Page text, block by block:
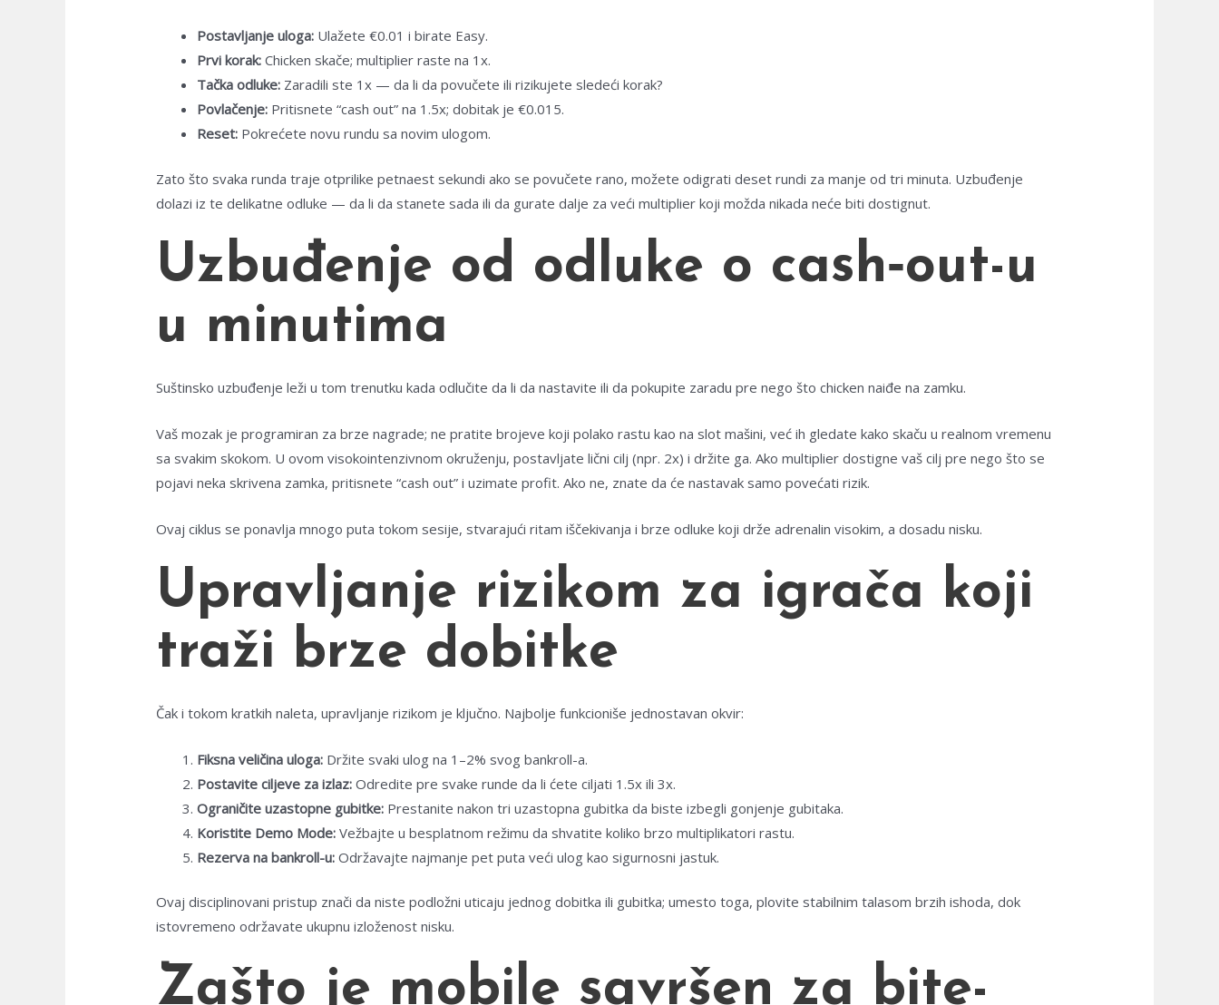
Postavljanje uloga: Ulažete €0.01 i birate Easy.
Prvi korak: Chicken skače; multiplier raste na 1x.
Tačka odluke: Zaradili ste 1x — da li da povučete ili rizikujete sledeći korak?
Povlačenje: Pritisnete “cash out” na 1.5x; dobitak je €0.015.
Reset: Pokrećete novu rundu sa novim ulogom.
Zato što svaka runda traje otprilike petnaest sekundi ako se povučete rano, možete odigrati deset rundi za manje od tri minuta. Uzbuđenje
dolazi iz te delikatne odluke — da li da stanete sada ili da gurate dalje za veći multiplier koji možda nikada neće biti dostignut.
Uzbuđenje od odluke o cash‑out-u
u minutima
Suštinsko uzbuđenje leži u tom trenutku kada odlučite da li da nastavite ili da pokupite zaradu pre nego što chicken naiđe na zamku.
Vaš mozak je programiran za brze nagrade; ne pratite brojeve koji polako rastu kao na slot mašini, već ih gledate kako skaču u realnom vremenu
sa svakim skokom. U ovom visokointenzivnom okruženju, postavljate lični cilj (npr. 2x) i držite ga. Ako multiplier dostigne vaš cilj pre nego što se
pojavi neka skrivena zamka, pritisnete “cash out” i uzimate profit. Ako ne, znate da će nastavak samo povećati rizik.
Ovaj ciklus se ponavlja mnogo puta tokom sesije, stvarajući ritam iščekivanja i brze odluke koji drže adrenalin visokim, a dosadu nisku.
Upravljanje rizikom za igrača koji
traži brze dobitke
Čak i tokom kratkih naleta, upravljanje rizikom je ključno. Najbolje funkcioniše jednostavan okvir:
Fiksna veličina uloga: Držite svaki ulog na 1–2% svog bankroll-a.
Postavite ciljeve za izlaz: Odredite pre svake runde da li ćete ciljati 1.5x ili 3x.
Ograničite uzastopne gubitke: Prestanite nakon tri uzastopna gubitka da biste izbegli gonjenje gubitaka.
Koristite Demo Mode: Vežbajte u besplatnom režimu da shvatite koliko brzo multiplikatori rastu.
Rezerva na bankroll-u: Održavajte najmanje pet puta veći ulog kao sigurnosni jastuk.
Ovaj disciplinovani pristup znači da niste podložni uticaju jednog dobitka ili gubitka; umesto toga, plovite stabilnim talasom brzih ishoda, dok
istovremeno održavate ukupnu izloženost nisku.
Zašto je mobile savršen za bite-